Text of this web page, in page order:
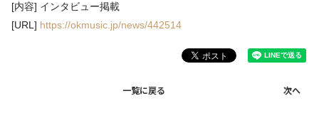
[内容] インタビュー掲載
[URL] https://okmusic.jp/news/442514
一覧に戻る 次へ